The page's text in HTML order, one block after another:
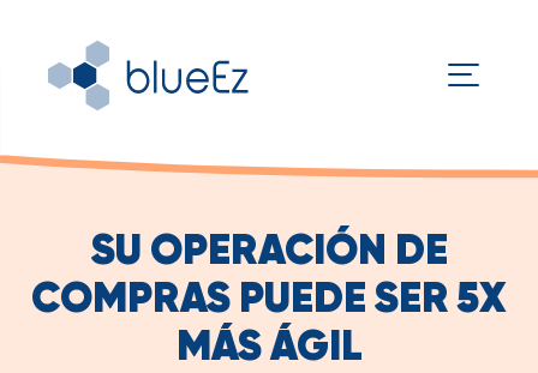
SU OPERACIÓN DE
COMPRAS PUEDE SER 5X
MÁS ÁGIL